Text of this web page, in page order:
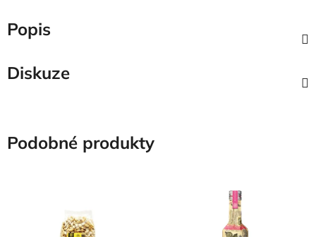
Popis
Diskuze
Podobné produkty